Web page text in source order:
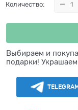
Количество:
Выбираем и
подарки!